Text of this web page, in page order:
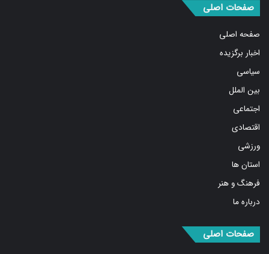
صفحات اصلی
صفحه اصلی
اخبار برگزیده
سیاسی
بین الملل
اجتماعی
اقتصادی
ورزشی
استان ها
فرهنگ و هنر
درباره ما
صفحات اصلی